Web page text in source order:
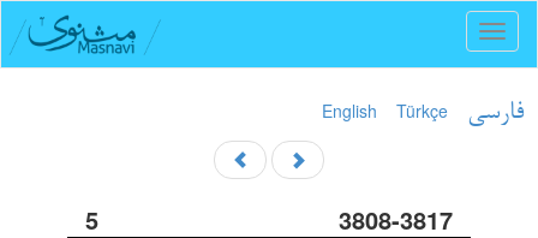
English Türkçe فارسی
5 3808-3817